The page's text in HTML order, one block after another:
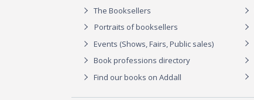
The Booksellers
Portraits of booksellers
Events (Shows, Fairs, Public sales)
Book professions directory
Find our books on Addall